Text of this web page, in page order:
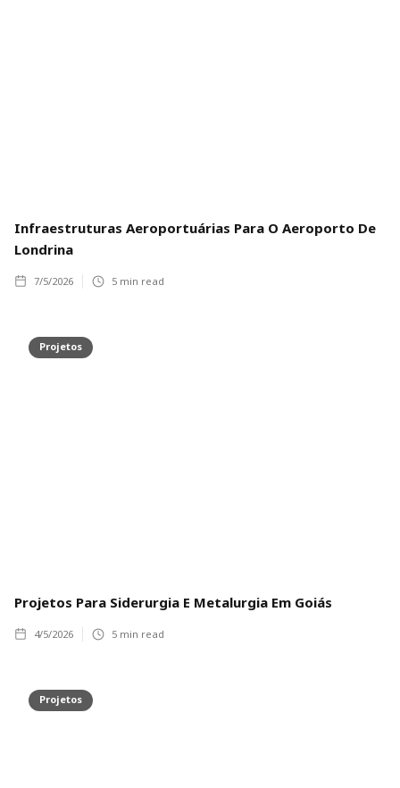
Infraestruturas Aeroportuárias Para O Aeroporto De
Londrina
7/5/2026 5 min read
Projetos
Projetos Para Siderurgia E Metalurgia Em Goiás
4/5/2026 5 min read
Projetos